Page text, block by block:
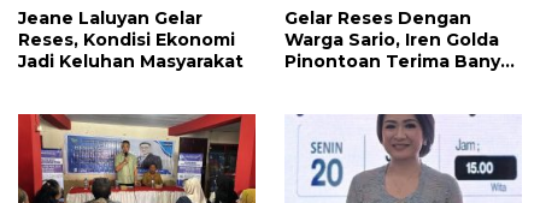
Jeane Laluyan Gelar
Reses, Kondisi Ekonomi
Jadi Keluhan Masyarakat
Gelar Reses Dengan
Warga Sario, Iren Golda
Pinontoan Terima Banyak